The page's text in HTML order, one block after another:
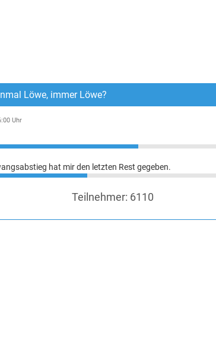
Löwe, immer Löwe?
Uhr
hat mir den letzten Rest gegeben.
Teilnehmer: 6110